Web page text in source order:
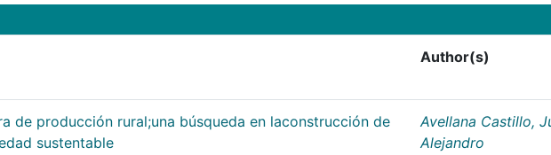
Author(s)
de producción rural;una búsqueda en laconstrucción de
sustentable
Avellana Castillo,
Alejandro